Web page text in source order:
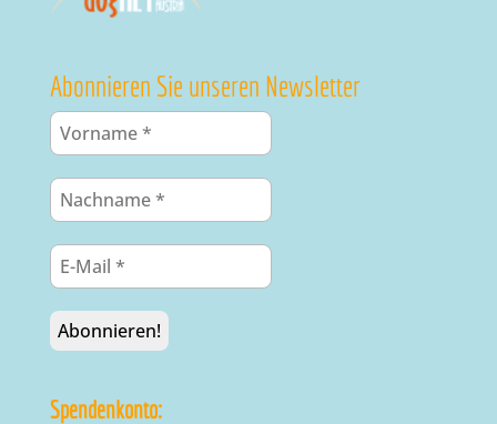
Abonnieren Sie unseren Newsletter
Spendenkonto: